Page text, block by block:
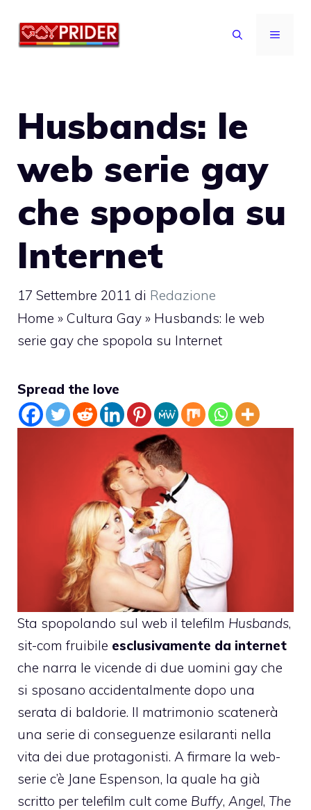
MENU
Husbands: le
web serie gay
che spopola su
Internet
17 Settembre 2011 di Redazione
Home » Cultura Gay » Husbands: le web
serie gay che spopola su Internet
Spread the love
Sta spopolando sul web il telefilm Husbands,
sit-com fruibile esclusivamente da internet
che narra le vicende di due uomini gay che
si sposano accidentalmente dopo una
serata di baldorie. Il matrimonio scatenerà
una serie di conseguenze esilaranti nella
vita dei due protagonisti. A firmare la web-
serie c’è Jane Espenson, la quale ha già
scritto per telefilm cult come Buffy, Angel, The